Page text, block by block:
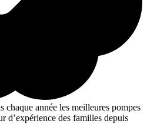
chaque année les meilleures pompes
d’expérience des familles depuis